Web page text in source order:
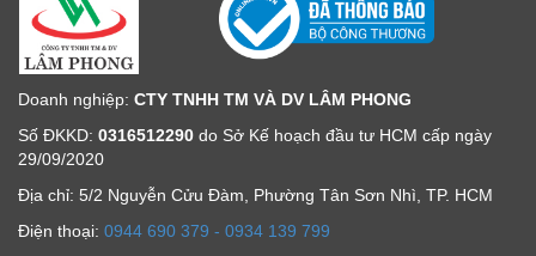
Doanh nghiệp: CTY TNHH TM VÀ DV LÂM PHONG
Số ĐKKD: 0316512290 do Sở Kế hoạch đầu tư HCM cấp ngày
29/09/2020
Địa chỉ: 5/2 Nguyễn Cửu Đàm, Phường Tân Sơn Nhì, TP. HCM
Ðiện thoại: 0944 690 379 - 0934 139 799